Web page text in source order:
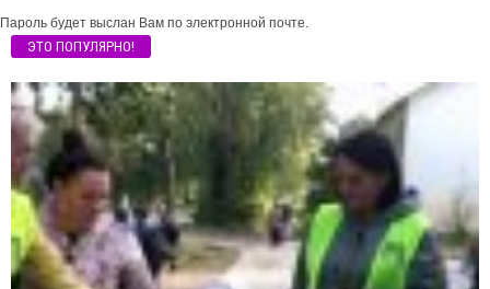
Пароль будет выслан Вам по электронной почте.
ЭТО ПОПУЛЯРНО!